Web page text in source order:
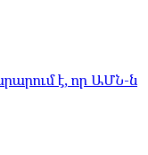
է, որ ԱՄՆ-ն